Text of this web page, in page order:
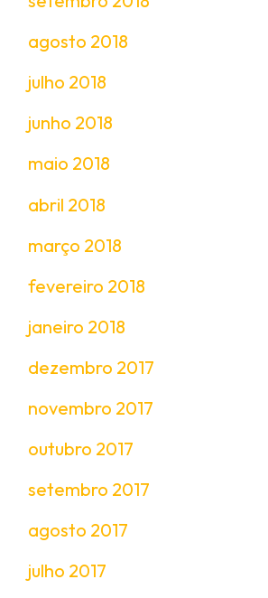
agosto 2018
julho 2018
junho 2018
maio 2018
abril 2018
março 2018
fevereiro 2018
janeiro 2018
dezembro 2017
novembro 2017
outubro 2017
setembro 2017
agosto 2017
julho 2017